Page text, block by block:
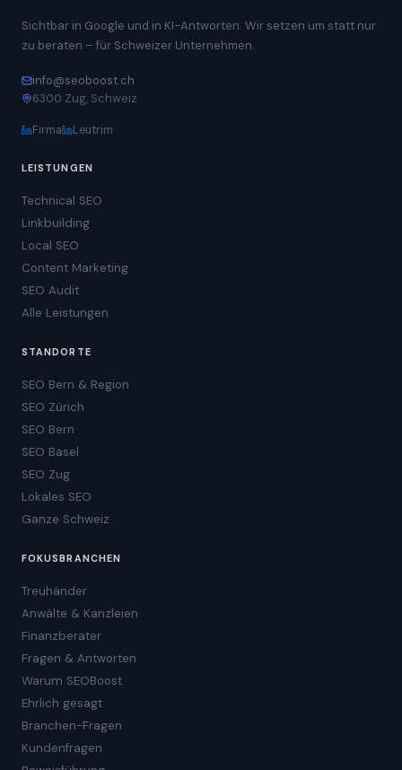
Sichtbar in Google und in KI-Antworten. Wir setzen um statt nur
zu beraten – für Schweizer Unternehmen.
info@seoboost.ch
6300 Zug, Schweiz
Firma Leutrim
LEISTUNGEN
Technical SEO
Linkbuilding
Local SEO
Content Marketing
SEO Audit
Alle Leistungen
STANDORTE
SEO Bern & Region
SEO Zürich
SEO Bern
SEO Basel
SEO Zug
Lokales SEO
Ganze Schweiz
FOKUSBRANCHEN
Treuhänder
Anwälte & Kanzleien
Finanzberater
Fragen & Antworten
Warum SEOBoost
Ehrlich gesagt
Branchen-Fragen
Kundenfragen